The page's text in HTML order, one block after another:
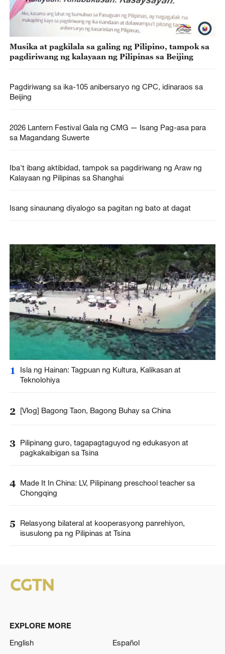
Musika at pagkilala sa galing ng Pilipino, tampok sa
pagdiriwang ng kalayaan ng Pilipinas sa Beijing
Pagdiriwang sa ika-105 anibersaryo ng CPC, idinaraos sa
Beijing
2026 Lantern Festival Gala ng CMG — Isang Pag-asa para
sa Magandang Suwerte
Iba't ibang aktibidad, tampok sa pagdiriwang ng Araw ng
Kalayaan ng Pilipinas sa Shanghai
Isang sinaunang diyalogo sa pagitan ng bato at dagat
1
Isla ng Hainan: Tagpuan ng Kultura, Kalikasan at
Teknolohiya
2 [Vlog] Bagong Taon, Bagong Buhay sa China
3 Pilipinang guro, tagapagtaguyod ng edukasyon at
pagkakaibigan sa Tsina
4 Made It In China: LV, Pilipinang preschool teacher sa
Chongqing
5
Relasyong bilateral at kooperasyong panrehiyon,
isusulong pa ng Pilipinas at Tsina
EXPLORE MORE
English
Español